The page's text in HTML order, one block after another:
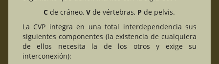
C de cráneo,V de vértebras, P de pelvis.
La CVP integra en una total interdependencia sus
siguientes componentes (la existencia de cualquiera
de ellos necesita la de los otros y exige su
interconexión):